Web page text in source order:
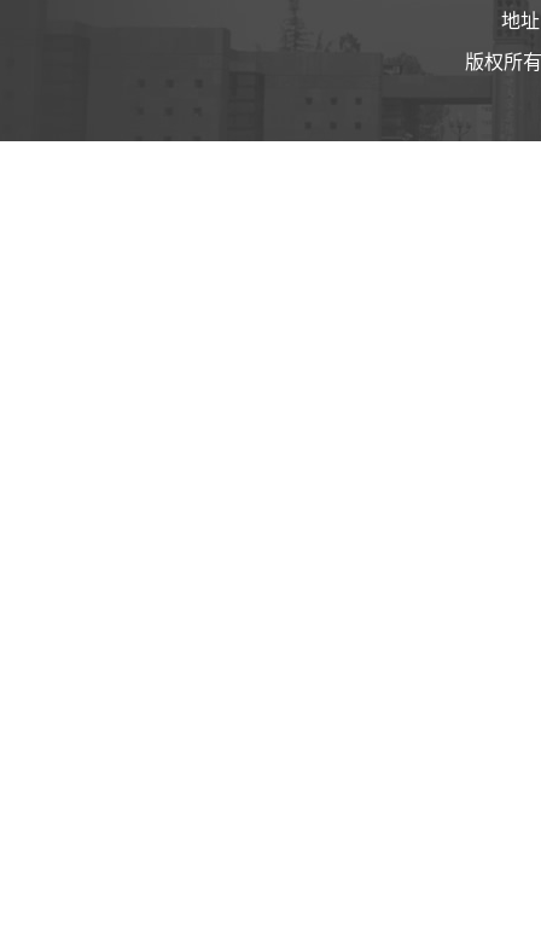
地
版权所